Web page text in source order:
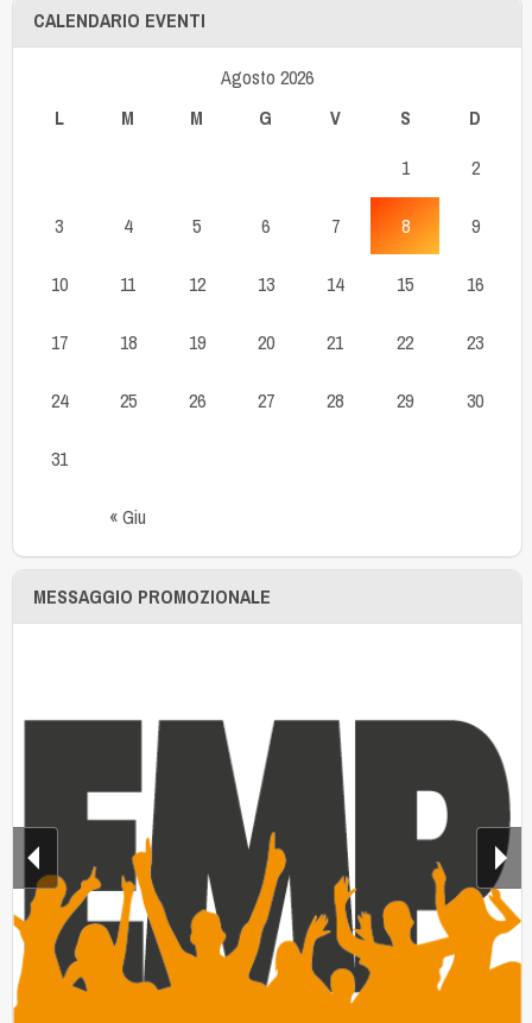
CALENDARIO EVENTI
Agosto 2026
L
M M G V S D
« Giu
1 2
3 4 5 6 7 8 9
10 11 12 13 14 15 16
17 18 19 20 21 22 23
24 25 26 27 28 29 30
31
MESSAGGIO PROMOZIONALE